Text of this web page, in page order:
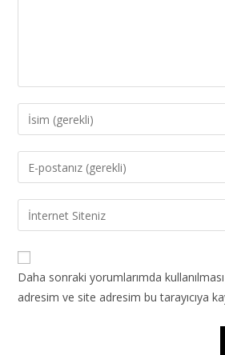
Daha sonraki yorumlarımda
adresim ve site adresim bu tarayıcıya